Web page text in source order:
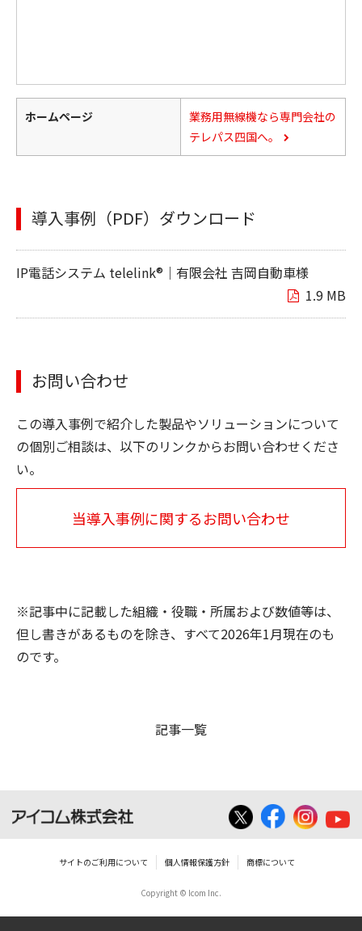
ホームページ
業務用無線機なら専門会社の
テレパス四国へ。
導入事例（PDF）ダウンロード
IP電話システム telelink®｜有限会社 吉岡自動車様
1.9 MB
お問い合わせ
この導入事例で紹介した製品やソリューションについて
の個別ご相談は、以下のリンクからお問い合わせくださ
い。
当導入事例に関するお問い合わせ
※記事中に記載した組織・役職・所属および数値等は、
但し書きがあるものを除き、すべて2026年1月現在のも
のです。
記事一覧
サイトのご利用について 個人情報保護方針 商標について
Copyright © Icom Inc.